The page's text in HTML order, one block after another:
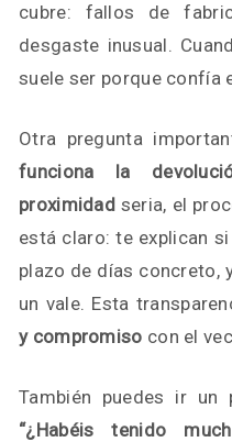
cubre: fallos de
desgaste inusual.
suele ser porque confía
Otra pregunta
funciona la
proximidad seria, el
está claro: te explican
plazo de días concreto,
un vale. Esta
y compromiso con el
También puedes ir un
“¿Habéis tenido